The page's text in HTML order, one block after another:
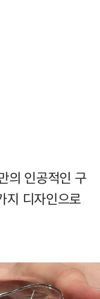
의 인공적인 구
지 디자인으로